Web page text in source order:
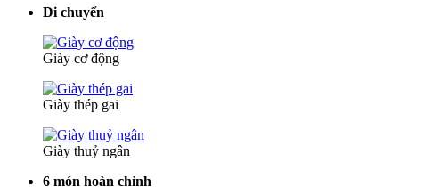
Di chuyển
Giày cơ động
Giày thép gai
Giày thuỷ ngân
6 món hoàn chỉnh